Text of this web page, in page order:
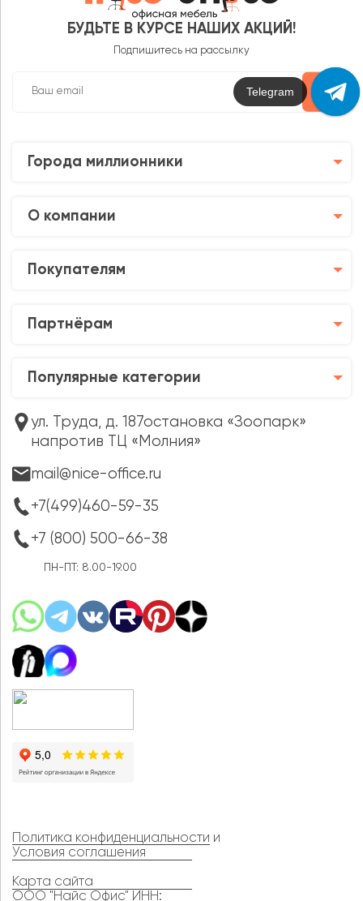
БУДЬТЕ В КУРСЕ НАШИХ АКЦИЙ!
Подпишитесь на рассылку
Города миллионники
О компании
Покупателям
Партнёрам
Популярные категории
ул. Труда, д. 187остановка «Зоопарк»
напротив ТЦ «Молния»
mail@nice-office.ru
+7(499)460-59-35
+7 (800) 500-66-38
ПН-ПТ: 8.00-19.00
Политика конфиденциальности и
Условия соглашения
Карта сайта
ООО "Найс Офис" ИНН:
Max